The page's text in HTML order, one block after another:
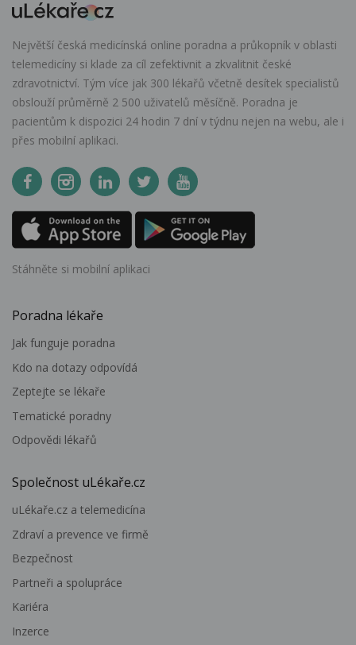
Největší česká medicínská online poradna a průkopník v oblasti
telemedicíny si klade za cíl zefektivnit a zkvalitnit české
zdravotnictví. Tým více jak 300 lékařů včetně desítek specialistů
obslouží průměrně 2 500 uživatelů měsíčně. Poradna je
pacientům k dispozici 24 hodin 7 dní v týdnu nejen na webu, ale i
přes mobilní aplikaci.
Stáhněte si mobilní aplikaci
Poradna lékaře
Jak funguje poradna
Kdo na dotazy odpovídá
Zeptejte se lékaře
Tematické poradny
Odpovědi lékařů
Společnost uLékaře.cz
uLékaře.cz a telemedicína
Zdraví a prevence ve firmě
Bezpečnost
Partneři a spolupráce
Kariéra
Inzerce